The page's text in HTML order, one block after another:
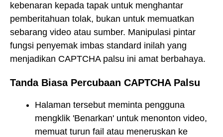
kebenaran kepada tapak untuk menghantar
pemberitahuan tolak, bukan untuk memuatkan
sebarang video atau sumber. Manipulasi pintar
fungsi penyemak imbas standard inilah yang
menjadikan CAPTCHA palsu ini amat berbahaya.
Tanda Biasa Percubaan CAPTCHA Palsu
Halaman tersebut meminta pengguna
mengklik 'Benarkan' untuk menonton video,
memuat turun fail atau meneruskan ke